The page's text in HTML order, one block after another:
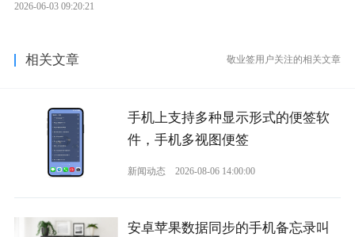
2026-06-03 09:20:21
相关文章 敬业签用户关注的相关文章
手机上支持多种显示形式的便签软
件，手机多视图便签
新闻动态 2026-08-06 14:00:00
安卓苹果数据同步的手机备忘录叫